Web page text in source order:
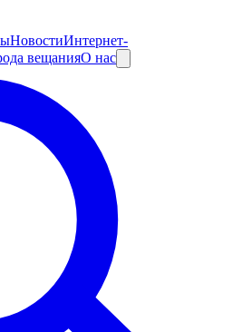
НовостиИнтернет-
вещанияО нас